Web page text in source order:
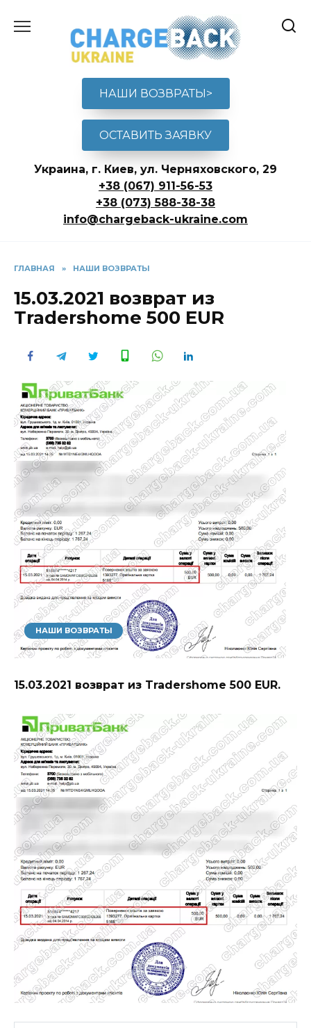
содержанию
НАШИ ВОЗВРАТЫ>
ОСТАВИТЬ ЗАЯВКУ
Украина, г. Киев, ул. Черняховского, 29
+38 (067) 911-56-53
+38 (073) 588-38-38
info@chargeback-ukraine.com
ГЛАВНАЯ » НАШИ ВОЗВРАТЫ
15.03.2021 возврат из
Tradershome 500 EUR
НАШИ ВОЗВРАТЫ
15.03.2021 возврат из Tradershome 500 EUR.